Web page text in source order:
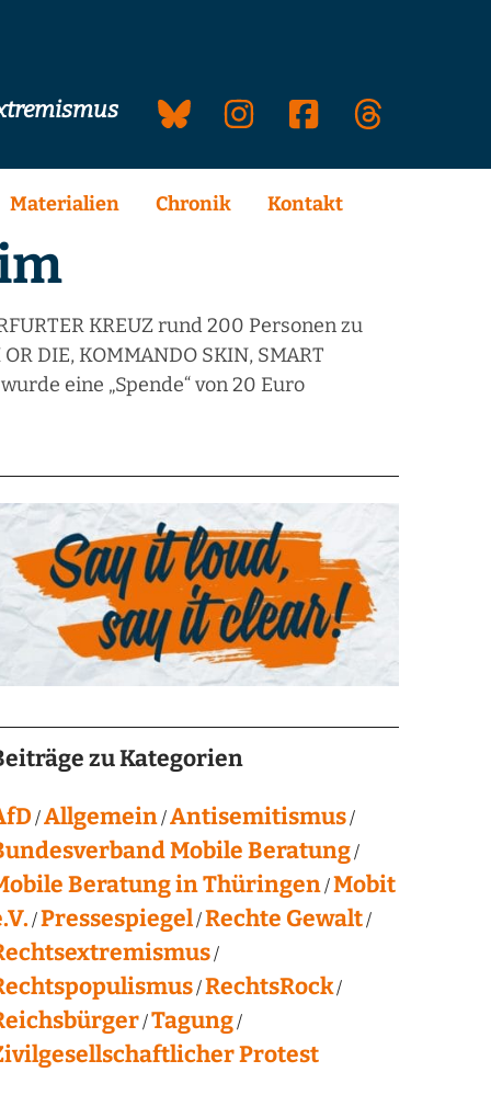
Materialien Chronik Kontakt
KREUZ rund 200 Personen zu
DIE, KOMMANDO SKIN, SMART
eine „Spende“ von 20 Euro
zu Kategorien
Allgemein Antisemitismus
Mobile Beratung
Beratung in Thüringen Mobit
Pressespiegel Rechte Gewalt
RechtsRock
Tagung
Protest